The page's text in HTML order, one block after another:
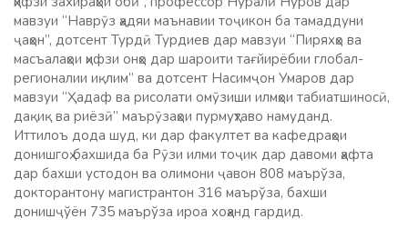
мавзуи “Наврӯз ҳадяи маънавии тоҷикон ба тамаддуни
ҷаҳон”, дотсент Турдӣ Турдиев дар мавзуи “Пиряхҳо ва
масъалаҳои ҳифзи онҳо дар шароити тағйирёбии глобал-
регионалии иқлим” ва дотсент Насимҷон Умаров дар
мавзуи “Ҳадаф ва рисолати омӯзиши илмҳои табиатшиносӣ,
дақиқ ва риёзӣ” маърӯзаҳои пурмуҳтаво намуданд.
Иттилоъ дода шуд, ки дар факултет ва кафедраҳои
донишгоҳ бахшида ба Рӯзи илми тоҷик дар давоми ҳафта
дар бахши устодон ва олимони ҷавон 808 маърўза,
докторантону магистрантон 316 маърўза, бахши
донишҷўён 735 маърўза ироа хоҳанд гардид.